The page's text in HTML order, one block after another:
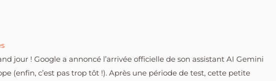
jour ! Google a annoncé l’arrivée officielle de son assistant AI Gemini
(enfin, c’est pas trop tôt !). Après une période de test, cette petite